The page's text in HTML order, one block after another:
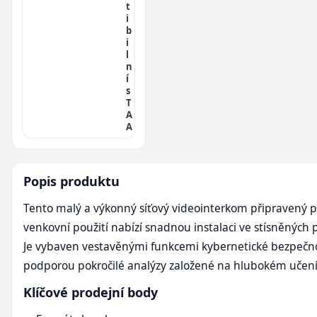
t
i
b
i
l
n
í
s
T
A
A
Popis produktu
Tento malý a výkonný síťový videointerkom připravený
venkovní použití nabízí snadnou instalaci ve stísněných
Je vybaven vestavěnými funkcemi kybernetické
podporou pokročilé analýzy založené na hlubokém
Klíčové prodejní body